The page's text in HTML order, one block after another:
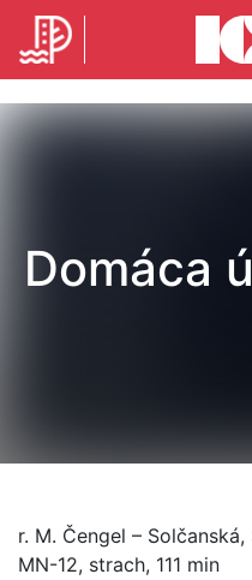
Domáca
r. M. Čengel –
MN-12, strach, 111 min